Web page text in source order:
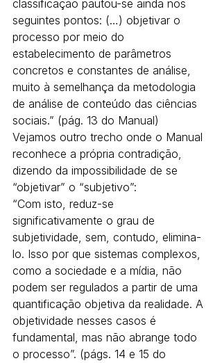
classificação pautou-se ainda nos
seguintes pontos: (…) objetivar o
processo por meio do
estabelecimento de parâmetros
concretos e constantes de análise,
muito à semelhança da metodologia
de análise de conteúdo das ciências
sociais.” (pág. 13 do Manual)
Vejamos outro trecho onde o Manual
reconhece a própria contradição,
dizendo da impossibilidade de se
“objetivar” o “subjetivo”:
“Com isto, reduz-se
significativamente o grau de
subjetividade, sem, contudo, elimina-
lo. Isso por que sistemas complexos,
como a sociedade e a mídia, não
podem ser regulados a partir de uma
quantificação objetiva da realidade. A
objetividade nesses casos é
fundamental, mas não abrange todo
o processo”. (págs. 14 e 15 do